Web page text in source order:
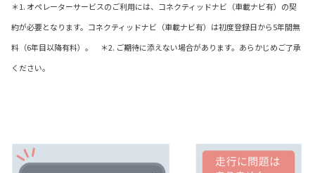
＊1. オペレーターサービスのご利用には、コネクティッドナビ（車載ナビ有）の契
約が必要となります。コネクティッドナビ（車載ナビ有）は初度登録日から5年間無
料（6年目以降有料）。 ＊2. ご期待に添えない場合があります。あらかじめご了承
ください。